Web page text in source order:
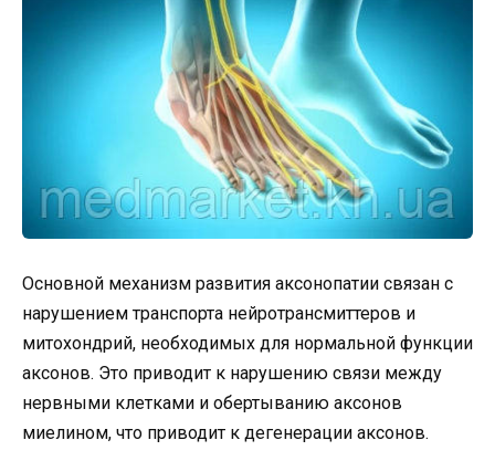
Основной механизм развития аксонопатии связан с
нарушением транспорта нейротрансмиттеров и
митохондрий, необходимых для нормальной функции
аксонов. Это приводит к нарушению связи между
нервными клетками и обертыванию аксонов
миелином, что приводит к дегенерации аксонов.